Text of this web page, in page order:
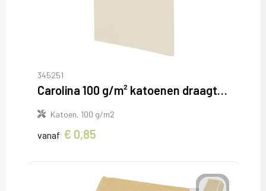
345251
Carolina 100 g/m² katoenen draagtas 7L
Katoen, 100 g/m2
vanaf € 0,85